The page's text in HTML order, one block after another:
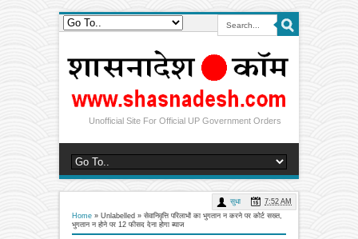
Unofficial Site For Official UP Government Orders
Home » Unlabelled » सेवानिवृत्ति परिलाभों का भुगतान न करने पर कोर्ट सख्त,
भुगतान न होने पर 12 फीसद देना होगा ब्याज
सुधा 7:52 AM